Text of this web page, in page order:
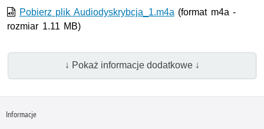
wideo
Pobierz plik Audiodyskrybcja_1.m4a (format m4a -
rozmiar 1.11 MB)
↓ Pokaż informacje dodatkowe ↓
Informacje